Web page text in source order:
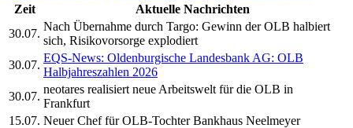
Zeit
Aktuelle Nachrichten
30.07.
Nach Übernahme durch Targo: Gewinn der OLB halbiert
sich, Risikovorsorge explodiert
30.07.
EQS-News: Oldenburgische Landesbank AG: OLB
Halbjahreszahlen 2026
30.07.
neotares realisiert neue Arbeitswelt für die OLB in
Frankfurt
15.07. Neuer Chef für OLB-Tochter Bankhaus Neelmeyer